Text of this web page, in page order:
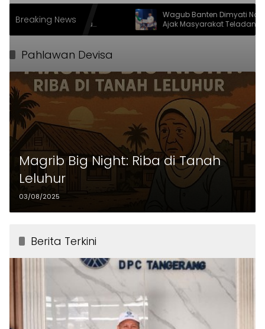
Breaking News
Berbasis
Walikota
LPM Award 2026
Wagub Banten Dimyati
Ajak Masyarakat Teladani Sifat
Muhammad
Pahlawan Devisa
Magrib Big Night: Riba di Tanah
Leluhur
03/08/2025
Berita Terkini